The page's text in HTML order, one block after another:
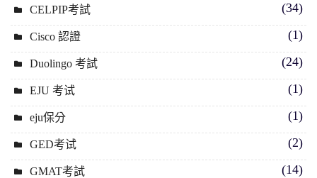
CELPIP考試 (34)
Cisco 認證 (1)
Duolingo 考試 (24)
EJU 考试 (1)
eju保分 (1)
GED考试 (2)
GMAT考試 (14)